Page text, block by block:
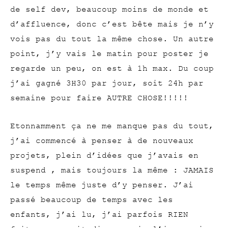
de self dev, beaucoup moins de monde et
d’affluence, donc c’est bête mais je n’y
vois pas du tout la même chose. Un autre
point, j’y vais le matin pour poster je
regarde un peu, on est à 1h max. Du coup
j’ai gagné 3H30 par jour, soit 24h par
semaine pour faire AUTRE CHOSE!!!!!
Etonnamment ça ne me manque pas du tout,
j’ai commencé à penser à de nouveaux
projets, plein d’idées que j’avais en
suspend , mais toujours la même : JAMAIS
le temps même juste d’y penser. J’ai
passé beaucoup de temps avec les
enfants, j’ai lu, j’ai parfois RIEN